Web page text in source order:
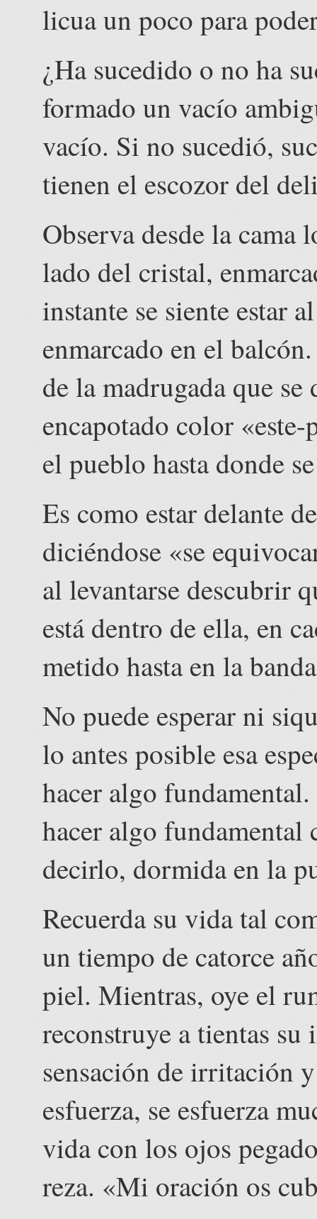
licua un poco para
¿Ha sucedido o no ha
formado un vacío
vacío. Si no sucedió,
tienen el escozor del
Observa desde la
lado del cristal,
instante se siente estar
enmarcado en el
de la madrugada que
encapotado color
el pueblo hasta donde
Es como estar delante
diciéndose «se
al levantarse descubrir
está dentro de ella, en
metido hasta en la
No puede esperar ni
lo antes posible esa
hacer algo
hacer algo fundamental
decirlo, dormida en la
Recuerda su vida tal
un tiempo de catorce
piel. Mientras, oye el
reconstruye a tientas su
sensación de irritación
esfuerza, se esfuerza
vida con los ojos
reza. «Mi oración os